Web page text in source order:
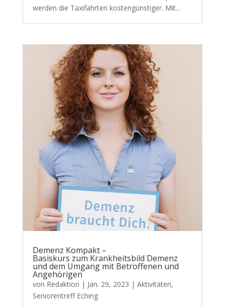
werden die Taxifahrten kostengünstiger. Mit...
Demenz Kompakt –
Basiskurs zum Krankheitsbild Demenz
und dem Umgang mit Betroffenen und
Angehörigen
von Redaktion | Jan. 29, 2023 | Aktivitäten,
Seniorentreff Eching